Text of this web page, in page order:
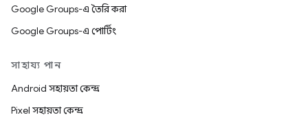
Google Groups-এ তৈরি করা
Google Groups-এ পোর্টিং
সাহায্য পান
Android সহায়তা কেন্দ্র
Pixel সহায়তা কেন্দ্র